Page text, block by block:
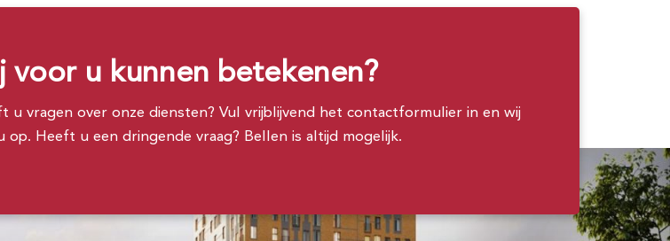
voor u kunnen betekenen?
vragen over onze diensten? Vul vrijblijvend het contactformulier in en wij
Heeft u een dringende vraag? Bellen is altijd mogelijk.